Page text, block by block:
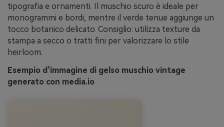
tipografia e ornamenti. Il muschio scuro è ideale per
monogrammi e bordi, mentre il verde tenue aggiunge un
tocco botanico delicato. Consiglio: utilizza texture da
stampa a secco o tratti fini per valorizzare lo stile
heirloom.
Esempio d’immagine di gelso muschio vintage
generato con media.io